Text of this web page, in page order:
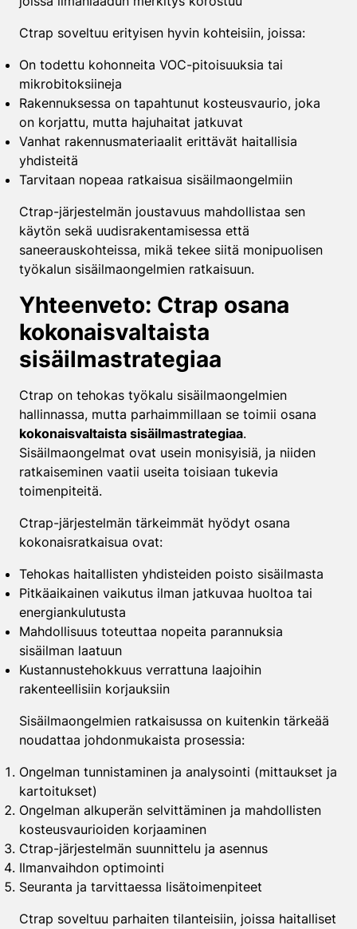
Ctrap soveltuu erityisen hyvin kohteisiin, joissa:
On todettu kohonneita VOC-pitoisuuksia tai
mikrobitoksiineja
Rakennuksessa on tapahtunut kosteusvaurio, joka
on korjattu, mutta hajuhaitat jatkuvat
Vanhat rakennusmateriaalit erittävät haitallisia
yhdisteitä
Tarvitaan nopeaa ratkaisua sisäilmaongelmiin
Ctrap-järjestelmän joustavuus mahdollistaa sen
käytön sekä uudisrakentamisessa että
saneerauskohteissa, mikä tekee siitä monipuolisen
työkalun sisäilmaongelmien ratkaisuun.
Yhteenveto: Ctrap osana
kokonaisvaltaista
sisäilmastrategiaa
Ctrap on tehokas työkalu sisäilmaongelmien
hallinnassa, mutta parhaimmillaan se toimii osana
kokonaisvaltaista sisäilmastrategiaa.
Sisäilmaongelmat ovat usein monisyisiä, ja niiden
ratkaiseminen vaatii useita toisiaan tukevia
toimenpiteitä.
Ctrap-järjestelmän tärkeimmät hyödyt osana
kokonaisratkaisua ovat:
Tehokas haitallisten yhdisteiden poisto sisäilmasta
Pitkäaikainen vaikutus ilman jatkuvaa huoltoa tai
energiankulutusta
Mahdollisuus toteuttaa nopeita parannuksia
sisäilman laatuun
Kustannustehokkuus verrattuna laajoihin
rakenteellisiin korjauksiin
Sisäilmaongelmien ratkaisussa on kuitenkin tärkeää
noudattaa johdonmukaista prosessia:
Ongelman tunnistaminen ja analysointi (mittaukset ja
kartoitukset)
Ongelman alkuperän selvittäminen ja mahdollisten
kosteusvaurioiden korjaaminen
Ctrap-järjestelmän suunnittelu ja asennus
Ilmanvaihdon optimointi
Seuranta ja tarvittaessa lisätoimenpiteet
Ctrap soveltuu parhaiten tilanteisiin, joissa haitalliset